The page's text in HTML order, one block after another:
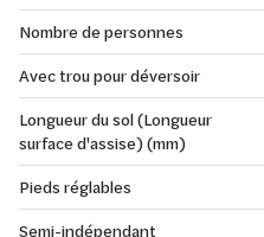
Nombre de personnes
Avec trou pour déversoir
Longueur du sol (Longueur
surface d'assise) (mm)
Pieds réglables
Semi-indépendant